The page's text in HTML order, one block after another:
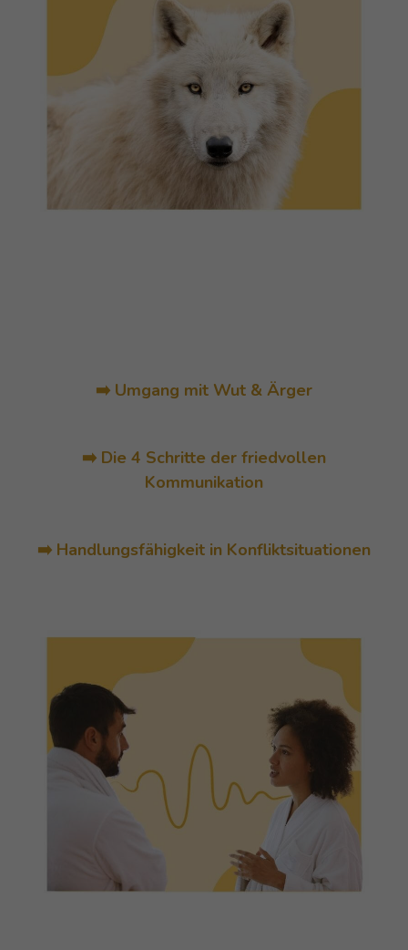
➡️ Umgang mit Wut & Ärger
➡️ Die 4 Schritte der friedvollen
Kommunikation
➡️ Handlungsfähigkeit in Konfliktsituationen